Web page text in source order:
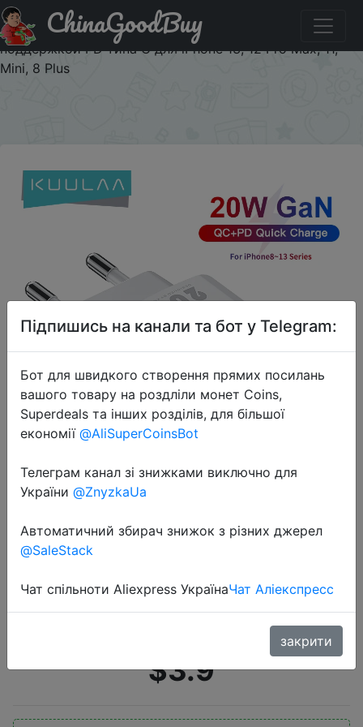
Паридбати з промокодом $1/$1 Зарядное устройство
KUULAA 20 Вт с двумя USB-портами, устройство с
поддержкой PD типа C для iPhone 13, 12 Pro Max, 11,
Mini, 8 Plus
ChinaGoodBuy
2022-08-01
Вт с двумя USB-портами,
устройство с поддержкой PD типа
C для iPhone 13, 12 Pro Max, 11,
Mini, 8 Plus
$3.9
Підпишись на канали та бот у Telegram:
Бот для швидкого створення прямих посилань
вашого товару на роздліли монет Coins,
Superdeals та інших розділів, для більшої
економії @AliSuperCoinsBot
Телеграм канал зі знижками виключно для
України @ZnyzkaUa
Автоматичний збирач знижок з різних джерел
@SaleStack
Чат спільноти Aliexpress УкраїнаЧат Аліекспресс
закрити